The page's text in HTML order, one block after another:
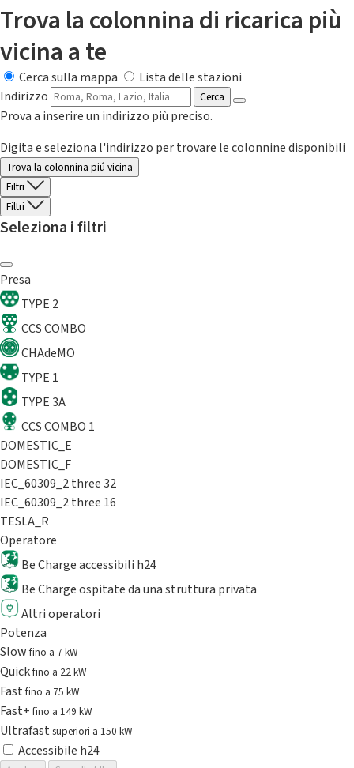
Trova la colonnina di ricarica più
vicina a te
Cerca sulla mappa
Lista delle stazioni
Indirizzo
Cerca
Prova a inserire un indirizzo più preciso.
Digita e seleziona l'indirizzo per trovare le colonnine disponibili
Trova la colonnina piú vicina
Filtri
Filtri
Seleziona i filtri
Presa
TYPE 2
CCS COMBO
CHAdeMO
TYPE 1
TYPE 3A
CCS COMBO 1
DOMESTIC_E
DOMESTIC_F
IEC_60309_2 three 32
IEC_60309_2 three 16
TESLA_R
Operatore
Be Charge accessibili h24
Be Charge ospitate da una struttura privata
Altri operatori
Potenza
Slowfino a 7 kW
Quickfino a 22 kW
Fastfino a 75 kW
Fast+fino a 149 kW
Ultrafast superiori a 150 kW
Accessibile h24